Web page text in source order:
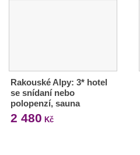
Rakouské Alpy: 3* hotel
se snídaní nebo
polopenzí, sauna
2 480 Kč